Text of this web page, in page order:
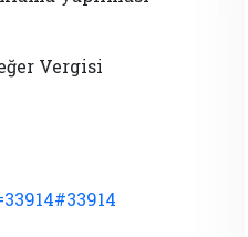
Vergisi